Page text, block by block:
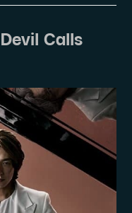
Calls